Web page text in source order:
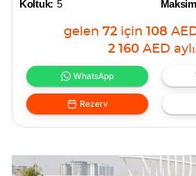
Koltuk: 5
gelen 72 için 108
2 160 AED
WhatsApp
Rezerv